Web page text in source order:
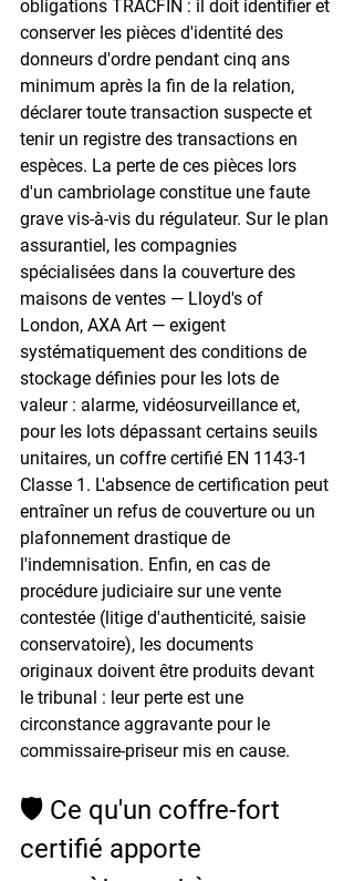
obligations TRACFIN : il doit identifier et
conserver les pièces d'identité des
donneurs d'ordre pendant cinq ans
minimum après la fin de la relation,
déclarer toute transaction suspecte et
tenir un registre des transactions en
espèces. La perte de ces pièces lors
d'un cambriolage constitue une faute
grave vis-à-vis du régulateur. Sur le plan
assurantiel, les compagnies
spécialisées dans la couverture des
maisons de ventes — Lloyd's of
London, AXA Art — exigent
systématiquement des conditions de
stockage définies pour les lots de
valeur : alarme, vidéosurveillance et,
pour les lots dépassant certains seuils
unitaires, un coffre certifié EN 1143-1
Classe 1. L'absence de certification peut
entraîner un refus de couverture ou un
plafonnement drastique de
l'indemnisation. Enfin, en cas de
procédure judiciaire sur une vente
contestée (litige d'authenticité, saisie
conservatoire), les documents
originaux doivent être produits devant
le tribunal : leur perte est une
circonstance aggravante pour le
commissaire-priseur mis en cause.
🛡️ Ce qu'un coffre-fort
certifié apporte